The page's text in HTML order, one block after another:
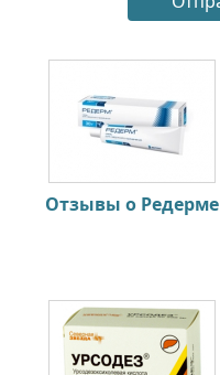
Отзывы о Редерме